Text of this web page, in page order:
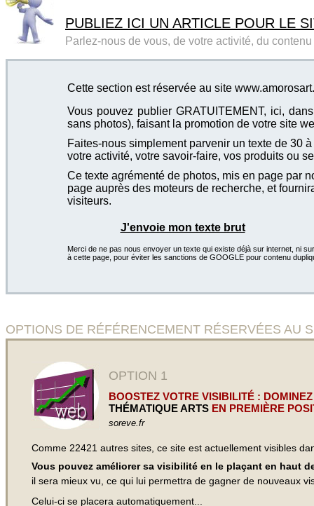
PUBLIEZ ICI UN ARTICLE POUR LE
Parlez-nous de vous, de votre activité, du
Cette section est réservée au site
Vous pouvez publier GRATUITEMENT, ici,
sans photos), faisant la promotion de votre site
Faites-nous simplement parvenir un texte de 30
votre activité, votre savoir-faire, vos produits ou
Ce texte agrémenté de photos, mis en page par
page auprès des moteurs de recherche, et
visiteurs.
J'envoie mon texte brut
Merci de ne pas nous envoyer un texte qui existe déjà sur internet, ni
à cette page, pour éviter les sanctions de GOOGLE pour contenu
OPTIONS DE RÉFÉRENCEMENT RÉSERVÉES AU
OPTION 1
BOOSTEZ VOTRE VISIBILITÉ :
THÉMATIQUE ARTS EN PREMIÈRE
soreve.fr
Comme 22421 autres sites, ce site est actuellement visibles
Vous pouvez améliorer sa visibilité en le plaçant en haut
il sera mieux vu, ce qui lui permettra de gagner de nouveaux
Celui-ci se placera automatiquement...